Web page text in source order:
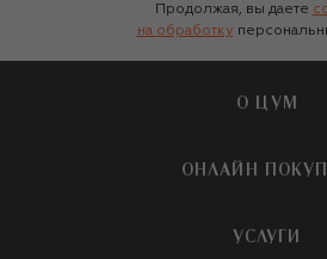
Продолжая, вы даете
на обработку
О ЦУМ
О магазине
Бутики и ПВЗ ЦУМ
ОНЛАЙН
УСЛУГИ